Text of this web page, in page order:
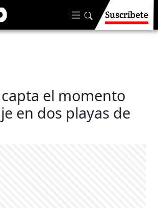
Suscríbete
capta el momento
en dos playas de